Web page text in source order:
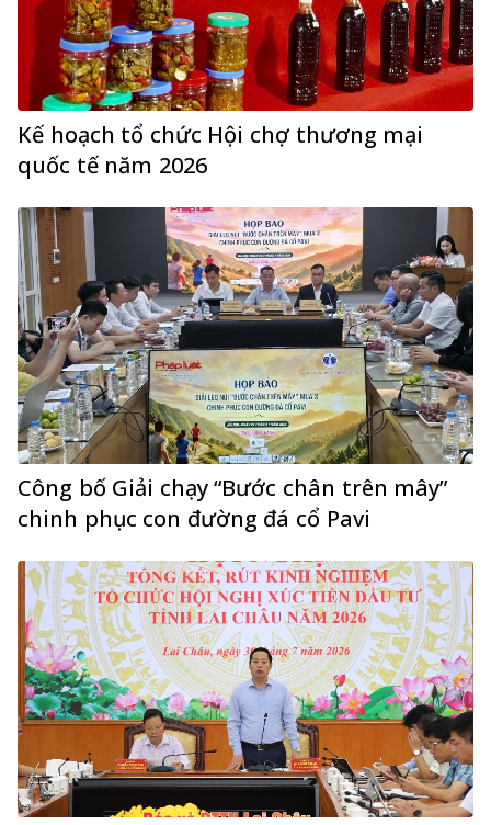
Kế hoạch tổ chức Hội chợ thương mại
quốc tế năm 2026
Công bố Giải chạy “Bước chân trên mây”
chinh phục con đường đá cổ Pavi